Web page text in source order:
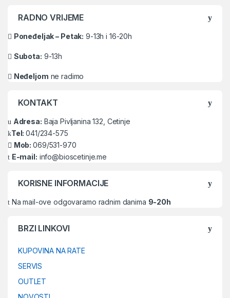
RADNO VRIJEME
Poneđeljak – Petak: 9-13h i 16-20h
Subota: 9-13h
Neđeljom ne radimo
KONTAKT
Adresa: Baja Pivljanina 132, Cetinje
Tel:041/234-575
Mob:069/531-970
E-mail: info@bioscetinje.me
KORISNE INFORMACIJE
Na mail-ove odgovaramo radnim danima 9-20h
BRZI LINKOVI
KUPOVINA NA RATE
SERVIS
OUTLET